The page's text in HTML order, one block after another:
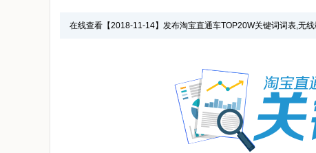
在线查看【2018-11-14】发布淘宝直通车TOP20W关键词词表,无